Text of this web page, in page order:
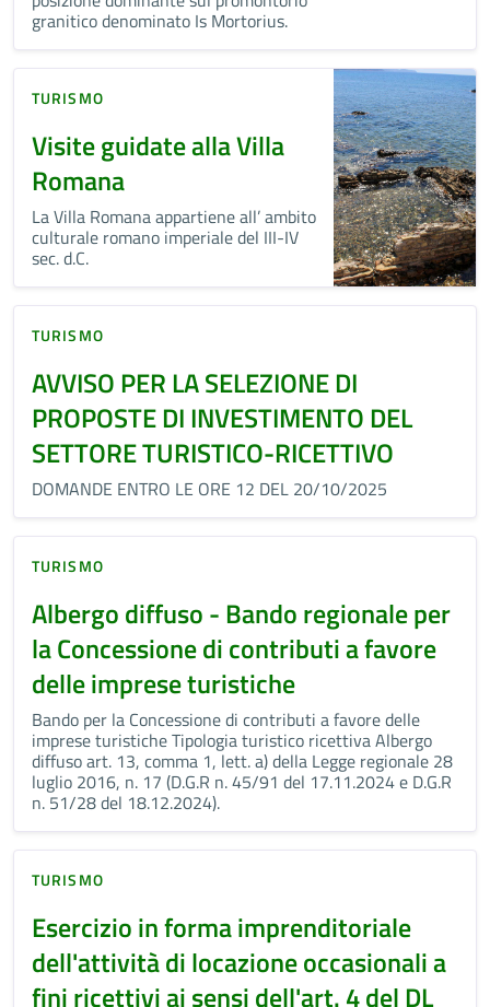
granitico denominato Is Mortorius.
TURISMO
Visite guidate alla Villa
Romana
La Villa Romana appartiene all’ ambito
culturale romano imperiale del III-IV
sec. d.C.
TURISMO
AVVISO PER LA SELEZIONE DI
PROPOSTE DI INVESTIMENTO DEL
SETTORE TURISTICO-RICETTIVO
DOMANDE ENTRO LE ORE 12 DEL 20/10/2025
TURISMO
Albergo diffuso - Bando regionale per
la Concessione di contributi a favore
delle imprese turistiche
Bando per la Concessione di contributi a favore delle
imprese turistiche Tipologia turistico ricettiva Albergo
diffuso art. 13, comma 1, lett. a) della Legge regionale 28
luglio 2016, n. 17 (D.G.R n. 45/91 del 17.11.2024 e D.G.R
n. 51/28 del 18.12.2024).
TURISMO
Esercizio in forma imprenditoriale
dell'attività di locazione occasionali a
fini ricettivi ai sensi dell'art. 4 del DL